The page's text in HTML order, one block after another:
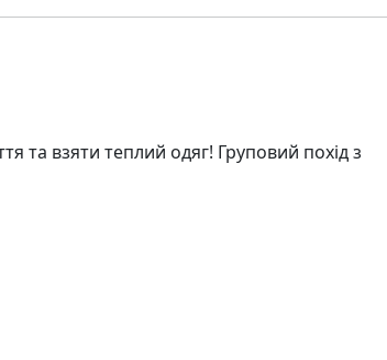
та взяти теплий одяг! Груповий похід з